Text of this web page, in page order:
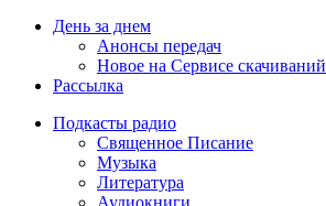
День за днем
Анонсы передач
Новое на Сервисе скачиваний
Рассылка
Подкасты радио
Священное Писание
Музыка
Литература